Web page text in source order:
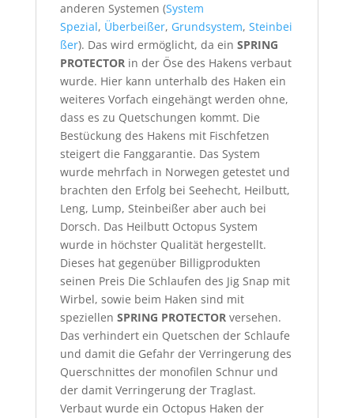
anderen Systemen (System
Spezial, Überbeißer, Grundsystem, Steinbei
ßer). Das wird ermöglicht, da ein SPRING
PROTECTORin der Öse des Hakens verbaut
wurde. Hier kann unterhalb des Haken ein
weiteres Vorfach eingehängt werden ohne,
dass es zu Quetschungen kommt. Die
Bestückung des Hakens mit Fischfetzen
steigert die Fanggarantie. Das System
wurde mehrfach in Norwegen getestet und
brachten den Erfolg bei Seehecht, Heilbutt,
Leng, Lump, Steinbeißer aber auch bei
Dorsch. Das Heilbutt Octopus System
wurde in höchster Qualität hergestellt.
Dieses hat gegenüber Billigprodukten
seinen Preis Die Schlaufen des Jig Snap mit
Wirbel, sowie beim Haken sind mit
speziellen SPRING PROTECTORversehen.
Das verhindert ein Quetschen der Schlaufe
und damit die Gefahr der Verringerung des
Querschnittes der monofilen Schnur und
der damit Verringerung der Traglast.
Verbaut wurde ein Octopus Haken der